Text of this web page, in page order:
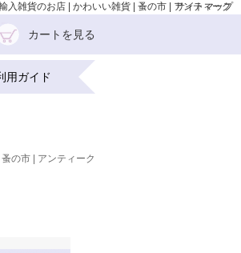
入雑貨のお店 | かわいい雑貨 | 蚤の市 | アンティーク
サイトマップ
カートを見る
用ガイド
の市 | アンティーク